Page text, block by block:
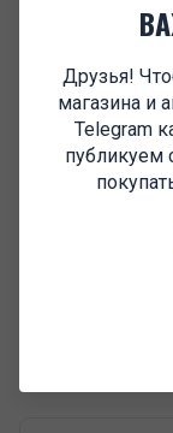
Друзья!
магазина и
Telegram
публикуем
ВТБ